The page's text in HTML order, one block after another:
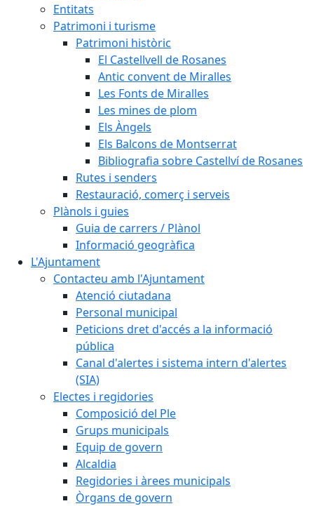
Entitats
Patrimoni i turisme
Patrimoni històric
El Castellvell de Rosanes
Antic convent de Miralles
Les Fonts de Miralles
Les mines de plom
Els Àngels
Els Balcons de Montserrat
Bibliografia sobre Castellví de Rosanes
Rutes i senders
Restauració, comerç i serveis
Plànols i guies
Guia de carrers / Plànol
Informació geogràfica
L'Ajuntament
Contacteu amb l'Ajuntament
Atenció ciutadana
Personal municipal
Peticions dret d'accés a la informació
pública
Canal d'alertes i sistema intern d'alertes
(SIA)
Electes i regidories
Composició del Ple
Grups municipals
Equip de govern
Alcaldia
Regidories i àrees municipals
Òrgans de govern